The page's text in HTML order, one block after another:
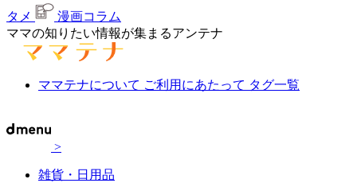
タメ
漫画コラム
ママの知りたい情報が集まるアンテナ
ママテナについて ご利用にあたって タグ一覧
>
雑貨・日用品